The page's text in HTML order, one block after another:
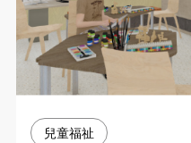
兒童福祉